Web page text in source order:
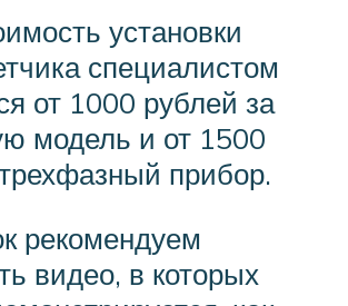
установки
специалистом
от 1000 рублей за
модель и от 1500
прибор.
рекомендуем
видео, в которых